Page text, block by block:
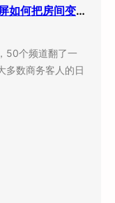
酒店客房装上百寸投影：小度智能屏如何把房间变成”第三空间”
50个频道翻了一
多数商务客人的日